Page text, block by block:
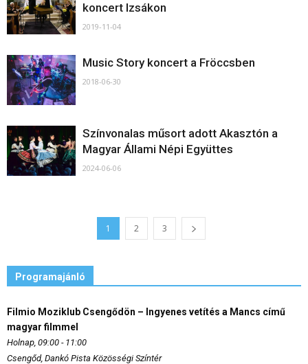
koncert Izsákon
2019-11-04
Music Story koncert a Fröccsben
2018-06-30
Színvonalas műsort adott Akasztón a
Magyar Állami Népi Együttes
2024-06-06
1 2 3
Programajánló
Filmio Moziklub Csengődön – Ingyenes vetítés a Mancs című
magyar filmmel
Holnap, 09:00 - 11:00
Csengőd, Dankó Pista Közösségi Színtér